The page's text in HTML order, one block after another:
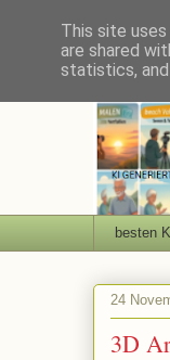
besten
24
3D
This site
are shared
statistics,